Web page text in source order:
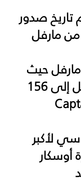
صدور
مارفل
حيث
بلغت مدة عرضه ما يصل إلى 156
لأكبر
أوسكار